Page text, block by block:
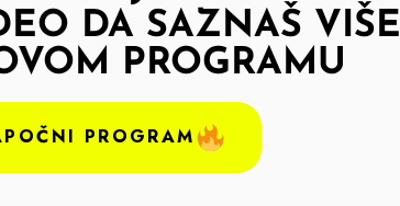
DA SAZNAŠ VIŠE
PROGRAMU
PROGRAM